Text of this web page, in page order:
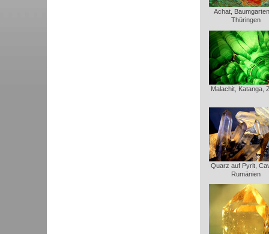
Achat,
Thüringen
Malachit, Katanga,
Quarz auf Pyrit,
Rumänien